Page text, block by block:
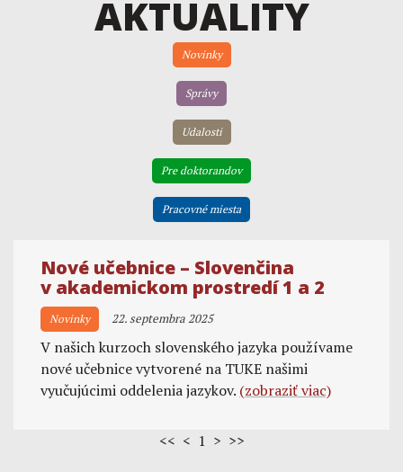
AKTUALITY
Novinky
Správy
Udalosti
Pre doktorandov
Pracovné miesta
Nové učebnice – Slovenčina
v akademickom prostredí 1 a 2
Novinky 22. septembra 2025
V našich kurzoch slovenského jazyka používame
nové učebnice vytvorené na TUKE našimi
vyučujúcimi oddelenia jazykov. (zobraziť viac)
<< < 1 > >>